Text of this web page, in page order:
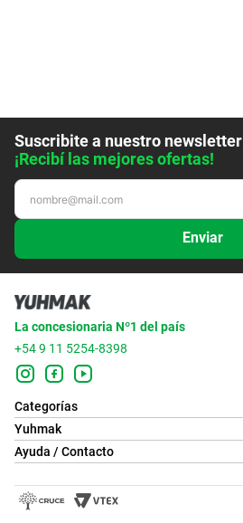
Suscribite a nuestro newsletter
¡Recibí las mejores ofertas!
Enviar
La concesionaria Nº1 del país
+54 9 11 5254-8398
Categorías
Yuhmak
Ayuda / Contacto